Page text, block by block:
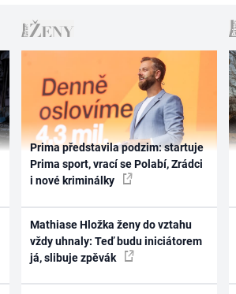
Prima představila podzim: startuje
Prima sport, vrací se Polabí, Zrádci
i nové kriminálky
Mathiase Hložka ženy do vztahu
vždy uhnaly: Teď budu iniciátorem
já, slibuje zpěvák